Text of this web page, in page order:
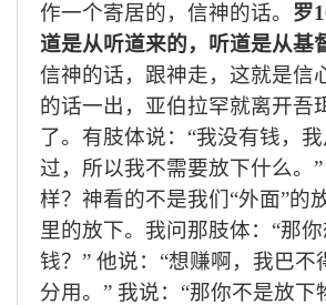
作一个寄居的，信神的话。 罗
道是从听道来的，听道是从基
信神的话，跟神走，这就是信
的话一出，亚伯拉罕就离开吾
了。有肢体说：“我没有钱，
过，所以我不需要放下什么。
样？神看的不是我们“外面”的
里的放下。我问那肢体：“那
钱？” 他说：“想赚啊，我巴不
分用。” 我说：“那你不是放下